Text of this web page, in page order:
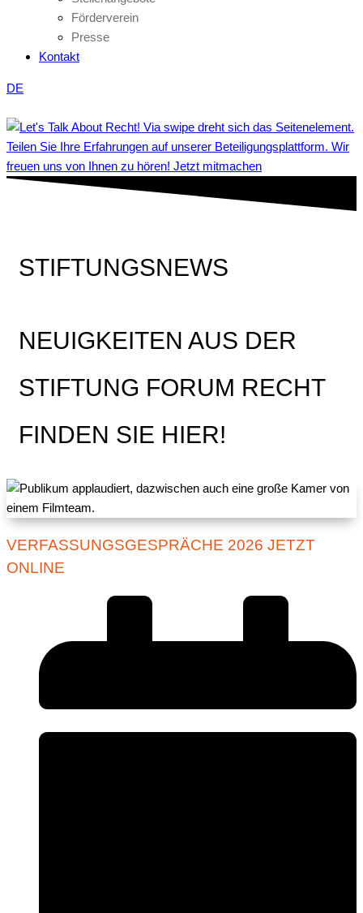
Förderverein
Presse
Kontakt
DE
Teilen Sie Ihre Erfahrungen auf unserer Beteiligungsplattform. Wir
freuen uns von Ihnen zu hören! Jetzt mitmachen
STIFTUNGSNEWS
NEUIGKEITEN AUS DER
STIFTUNG FORUM RECHT
FINDEN SIE HIER!
VERFASSUNGSGESPRÄCHE 2026 JETZT
ONLINE